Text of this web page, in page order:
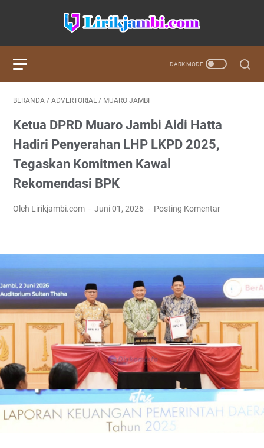
BERANDA / ADVERTORIAL / MUARO JAMBI
Ketua DPRD Muaro Jambi Aidi Hatta
Hadiri Penyerahan LHP LKPD 2025,
Tegaskan Komitmen Kawal
Rekomendasi BPK
Oleh Lirikjambi.com Juni 01, 2026 Posting Komentar